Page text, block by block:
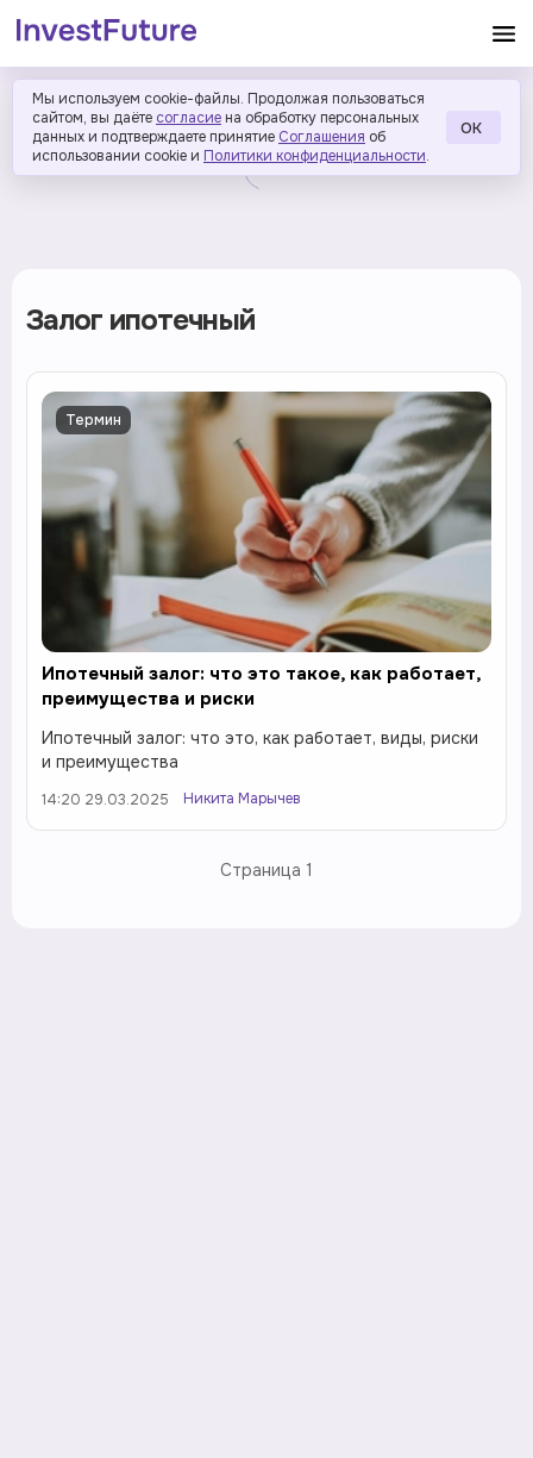
Мы используем cookie-файлы. Продолжая пользоваться
сайтом, вы даёте согласие на обработку персональных
данных и подтверждаете принятие Соглашения об
использовании cookie и Политики конфиденциальности.
ОК
Залог ипотечный
Термин
Ипотечный залог: что это такое, как работает,
преимущества и риски
Ипотечный залог: что это, как работает, виды, риски
и преимущества
14:20 29.03.2025 Никита Марычев
Страница 1